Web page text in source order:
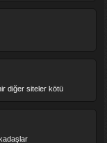
diğer siteler kötü